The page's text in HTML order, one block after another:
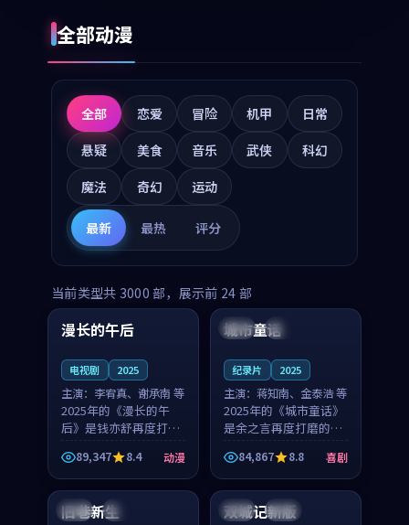
全部动漫
全部 恋爱 冒险 机甲
日常
悬疑
美食 音乐 武侠
科幻
魔法
奇幻 运动
最新 最热 评分
当前类型共 3000 部，展示前 24 部
中国 高分
99:16
漫长的午后
电视剧 2025
主演： 李宥真、谢承南 等
2025年的《漫长的午
后》是钱亦舒再度打磨
的动漫佳作。中国大陆
的取景与海岛日常的氛
围相互成就，李宥真与
谢承南的对手戏自然克
制，让整部影片在悬念
89,347 8.4 动漫
美国 院线
城市童话
纪录片 2025
主演： 蒋知南、金泰浩 等
2025年的《城市童话》
是余之言再度打磨的喜
剧佳作。美国的取景与
历史战争的氛围相互成
就，蒋知南与金泰浩的
对手戏自然克制，让整
部影片在悬念与温度
84,867 8.8 喜剧
英国 完结
旧巷新生 中国 独播
双城记新版